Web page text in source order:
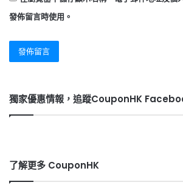
發佈留言時使用。
獨家優惠情報，追蹤CouponHK
了解更多 CouponHK